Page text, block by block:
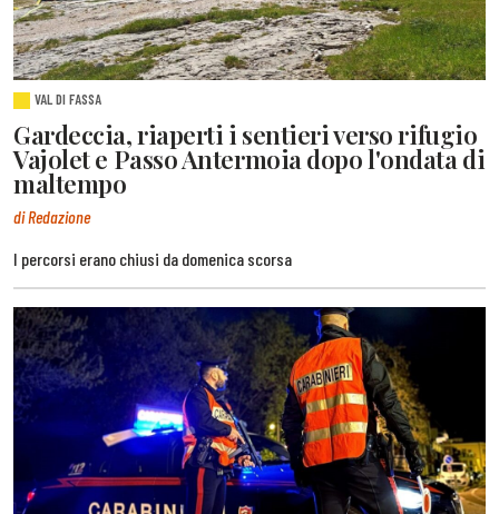
VAL DI FASSA
Gardeccia, riaperti i sentieri verso rifugio
Vajolet e Passo Antermoia dopo l'ondata di
maltempo
di Redazione
I percorsi erano chiusi da domenica scorsa